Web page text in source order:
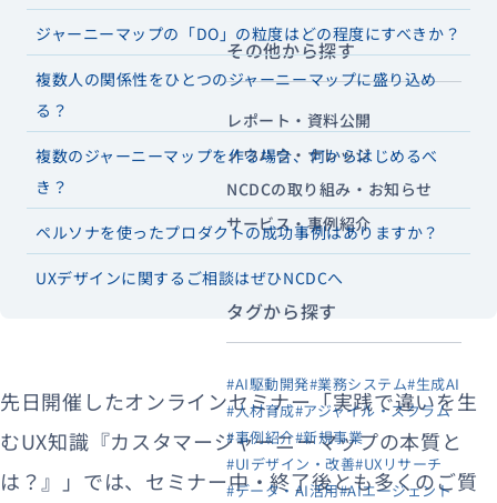
ジャーニーマップの「DO」の粒度はどの程度にすべきか？
複数人の関係性をひとつのジャーニーマップに盛り込め
る？
複数のジャーニーマップを作る場合、何からはじめるべ
き？
ペルソナを使ったプロダクトの成功事例はありますか？
UXデザインに関するご相談はぜひNCDCへ
先日開催したオンラインセミナー「実践で違いを生
むUX知識『カスタマージャーニーマップの本質と
は？』」では、セミナー中・終了後とも多くのご質
その他から探す
レポート・資料公開
ノウハウ・ナレッジ
NCDCの取り組み・お知らせ
サービス・事例紹介
タグから探す
#AI駆動開発#業務システム#生成AI
#人材育成#アジャイル・スクラム
#事例紹介#新規事業
#UIデザイン・改善#UXリサーチ
#データ・AI活用#AIエージェント